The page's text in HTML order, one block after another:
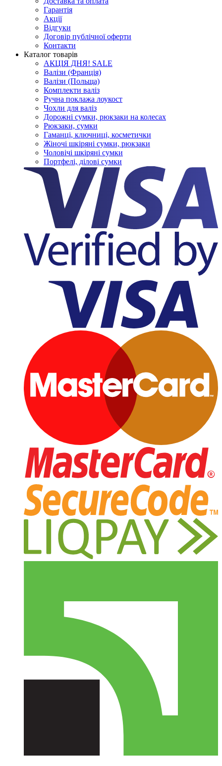
Гарантія
Акції
Відгуки
Договір публічної оферти
Контакти
Каталог товарів
АКЦІЯ ДНЯ! SALE
Валізи (Франція)
Валізи (Польща)
Комплекти валіз
Ручна поклажа лоукост
Чохли для валіз
Дорожні сумки, рюкзаки на колесах
Рюкзаки, сумки
Гаманці, ключниці, косметички
Жіночі шкіряні сумки, рюкзаки
Чоловічі шкіряні сумки
Портфелі, ділові сумки